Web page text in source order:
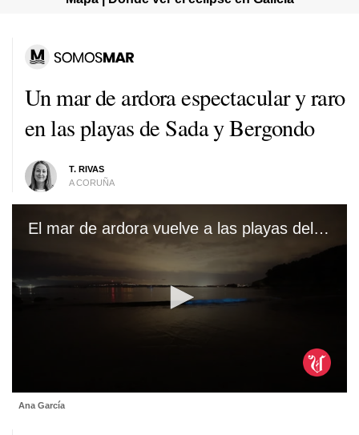
Un mar de ardora espectacular y raro
en las playas de Sada y Bergondo
T. RIVAS
A CORUÑA
El mar de ardora vuelve a las playas del norte de Galicia
seconds
Ana García